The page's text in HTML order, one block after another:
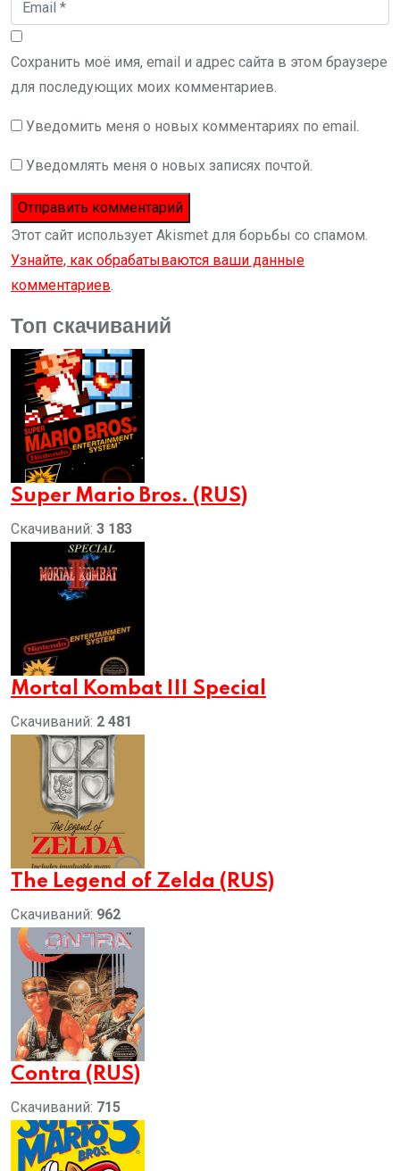
Сохранить моё имя, email и адрес сайта в этом браузере
для последующих моих комментариев.
Уведомить меня о новых комментариях по email.
Уведомлять меня о новых записях почтой.
Этот сайт использует Akismet для борьбы со спамом.
Узнайте, как обрабатываются ваши данные
комментариев.
Топ скачиваний
Super Mario Bros. (RUS)
Скачиваний: 3 183
Mortal Kombat III Special
Скачиваний: 2 481
The Legend of Zelda (RUS)
Скачиваний: 962
Contra (RUS)
Скачиваний: 715